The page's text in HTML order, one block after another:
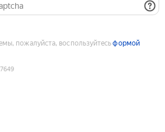
пожалуйста, воспользуйтесьформой